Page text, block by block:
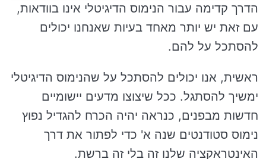
הדרך קדימה עבור הנימוס הדיגיטלי אינו בוודאות,
עם זאת יש יותר מאחד בעיות שאנחנו יכולים
להסתכל על להם.
ראשית, אנו יכולים להסתכל על שהנימוס הדיגיטלי
ימשיך להסתגל. ככל שיצוצו מדעים יישומיים
חדשות מבפנים, כנראה יהיה הכרח להגדיל נפוץ
נימוס סטודנטים שנה א' כדי לפתור את דרך
האינטראקציה שלנו זה בלי זה ברשת.